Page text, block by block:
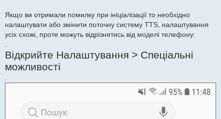
Якщо ви отримали помилку при ініціалізації то необхідно
налаштувати або змінити поточну систему TTS, налаштування
усіх схожі, проте можуть відрізнятись від моделі телефону:
Відкрийте Налаштування > Спеціальні
можливості